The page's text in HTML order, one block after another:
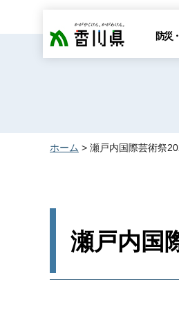
香川県 防災
ホーム > 瀬戸内国際芸術祭
瀬戸内国